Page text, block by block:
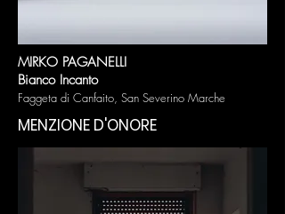
MIRKO PAGANELLI
Bianco Incanto
Faggeta di Canfaito, San Severino Marche
MENZIONE D'ONORE